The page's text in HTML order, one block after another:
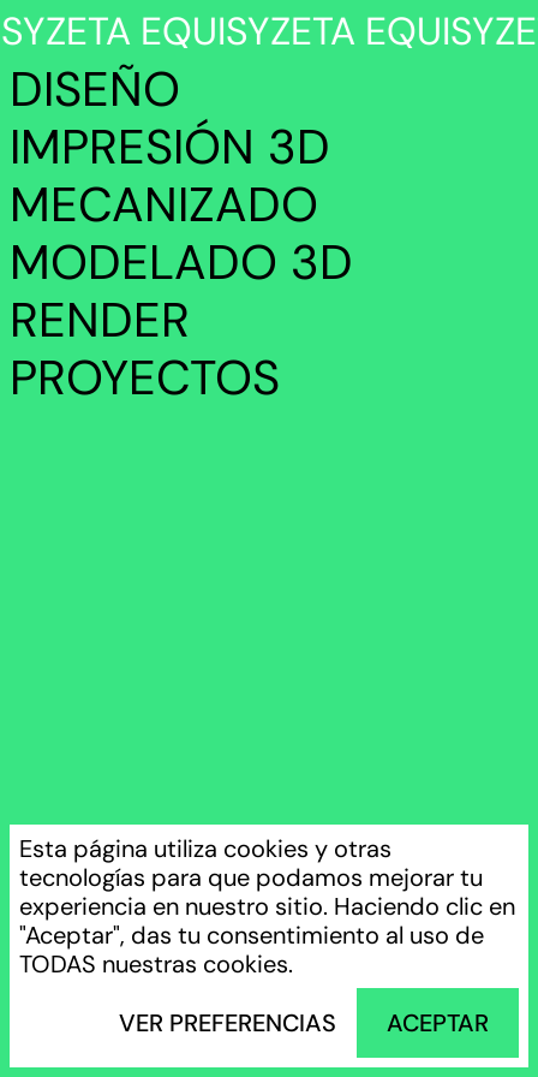
Esta página utiliza cookies y otras
tecnologías para que podamos mejorar tu
experiencia en nuestro sitio. Haciendo clic en
"Aceptar", das tu consentimiento al uso de
TODAS nuestras cookies.
ACEPTAR
VER PREFERENCIAS
MODELADO 3D
RENDER
PROYECTOS
¿QUIÉNES SOMOS?
CONTACTO
EQUISYZETA
DISEÑO
IMPRESIÓN 3D
MECANIZADO
MODELADO 3D
RENDER
PROYECTOS
INSTAGRAMLEGAL
COOKIES
©2026